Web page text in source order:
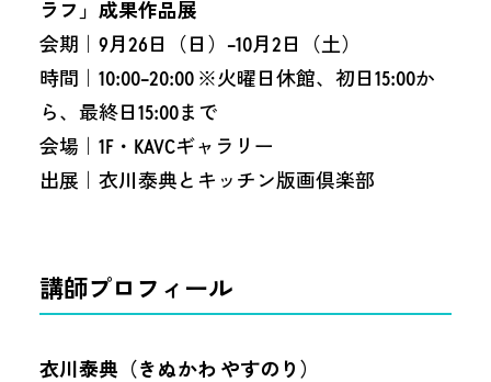
ラフ」成果作品展
会期｜9月26日（日）−10月2日（土）
時間｜10:00−20:00 ※火曜日休館、初日15:00か
ら、最終日15:00まで
会場｜1F・KAVCギャラリー
出展｜衣川泰典とキッチン版画倶楽部
講師プロフィール
衣川泰典（きぬかわ やすのり）